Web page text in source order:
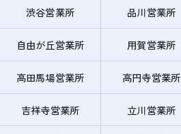
渋谷営業所 品川営業所
自由が丘営業所 用賀営業所
高田馬場営業所 高円寺営業所
吉祥寺営業所 立川営業所